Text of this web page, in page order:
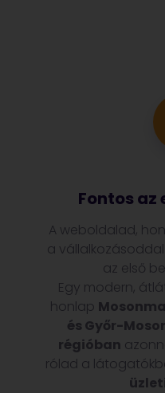
Fontos az
A weboldalad,
a
az első
Egy modern,
honlap
és Győr-
régióban
rólad a